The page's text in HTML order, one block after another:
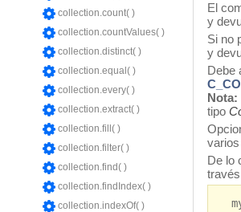
collection.count( )
collection.countValues( )
collection.distinct( )
collection.equal( )
collection.every( )
collection.extract( )
collection.fill( )
collection.filter( )
collection.find( )
collection.findIndex( )
collection.indexOf( )
El
y
Si no
y
Debe
Nota:
tipo
varios
De lo